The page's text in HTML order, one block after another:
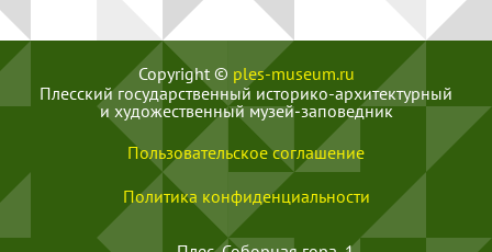
Copyright © ples-museum.ru
Плесский государственный историко-архитектурный
и художественный музей‑заповедник
Пользовательское соглашение
Политика конфиденциальности